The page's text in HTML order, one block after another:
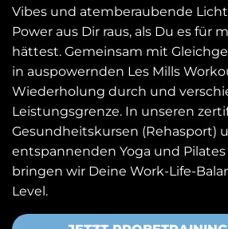
Vibes und atemberaubende
Power aus Dir raus, als Du es für
hättest. Gemeinsam mit
in auspowernden Les Mills
Wiederholung durch und
Leistungsgrenze. In unseren
Gesundheitskursen (Rehasport)
entspannenden Yoga und
bringen wir Deine Work-Life-
Level.